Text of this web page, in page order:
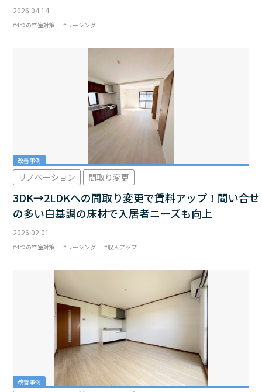
2026.04.14
4つの空室対策 リーシング
改善事例
リノベーション 間取り変更
3DK→2LDKへの間取り変更で賃料アップ！問い合せ
の多い白基調の床材で入居者ニーズも向上
2026.02.01
4つの空室対策 リーシング 収入アップ
改善事例